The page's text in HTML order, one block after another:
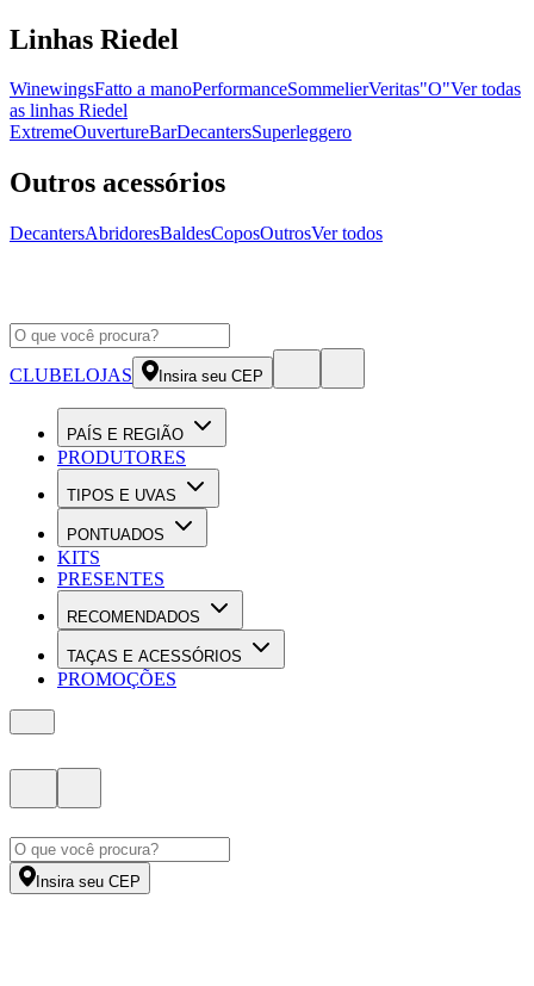
Linhas Riedel
WinewingsFatto a manoPerformanceSommelierVeritas"O"Ver todas
as linhas Riedel
ExtremeOuvertureBarDecantersSuperleggero
Outros acessórios
DecantersAbridoresBaldesCoposOutrosVer todos
CLUBELOJAS Insira seu CEP
PAÍS E REGIÃO
PRODUTORES
TIPOS E UVAS
PONTUADOS
KITS
PRESENTES
RECOMENDADOS
TAÇAS E ACESSÓRIOS
PROMOÇÕES
Insira seu CEP